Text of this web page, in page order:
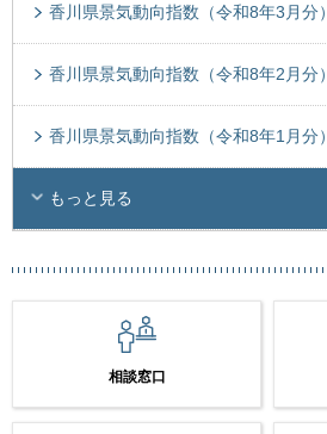
香川県景気動向指数（令和8年3月分）
香川県景気動向指数（令和8年2月分）
香川県景気動向指数（令和8年1月分）
もっと見る
相談窓口